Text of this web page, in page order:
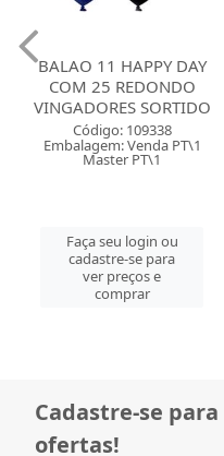
BALAO 11 HAPPY DAY
COM 25 REDONDO
VINGADORES SORTIDO
Código: 109338
Embalagem: Venda PT\1
Master PT\1
Faça seu login ou
cadastre-se para
ver preços e
comprar
Cadastre-se
ofertas!